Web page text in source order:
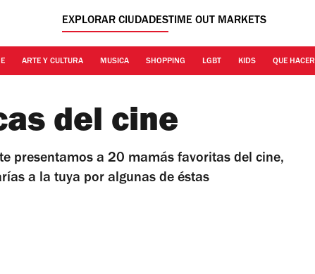
EXPLORAR CIUDADESTIME OUT MARKETS
ARTE Y CULTURA MUSICA SHOPPING LGBT KIDS QUE HACER
del cine
presentamos a 20 mamás favoritas del cine,
a la tuya por algunas de éstas